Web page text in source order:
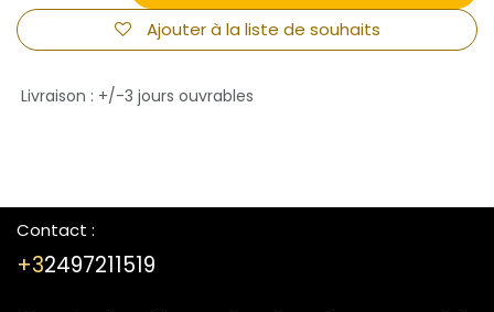
Ajouter à la liste de souhaits
Livraison : +/-3 jours ouvrables
Contact :
+32497211519